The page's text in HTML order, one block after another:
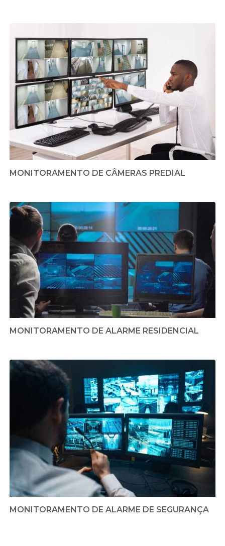
MONITORAMENTO DE CÂMERAS PREDIAL
MONITORAMENTO DE ALARME RESIDENCIAL
MONITORAMENTO DE ALARME DE SEGURANÇA